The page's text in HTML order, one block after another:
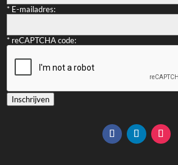
* E-mailadres:
* reCAPTCHA code:
Inschrijven